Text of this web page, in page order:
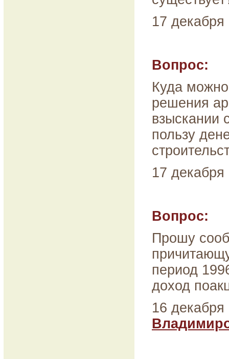
17
Вопрос:
Куда
решения
взыскании
пользу
17
Вопрос:
Прошу
период
доход
16